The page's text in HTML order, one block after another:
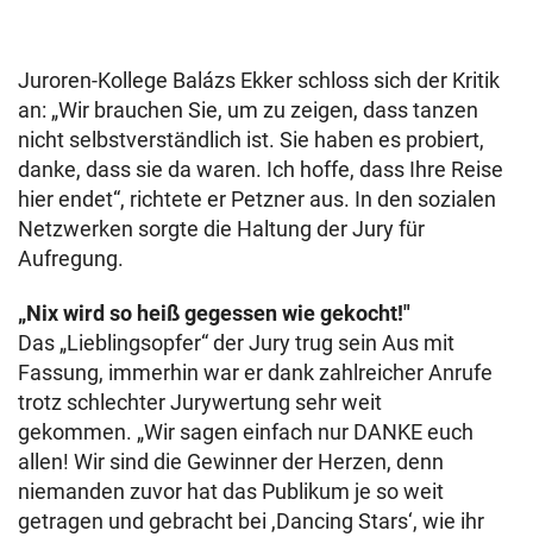
Juroren-Kollege Balázs Ekker schloss sich der Kritik
an: „Wir brauchen Sie, um zu zeigen, dass tanzen
nicht selbstverständlich ist. Sie haben es probiert,
danke, dass sie da waren. Ich hoffe, dass Ihre Reise
hier endet“, richtete er Petzner aus. In den sozialen
Netzwerken sorgte die Haltung der Jury für
Aufregung.
„Nix wird so heiß gegessen wie gekocht!"
Das „Lieblingsopfer“ der Jury trug sein Aus mit
Fassung, immerhin war er dank zahlreicher Anrufe
trotz schlechter Jurywertung sehr weit
gekommen. „Wir sagen einfach nur DANKE euch
allen! Wir sind die Gewinner der Herzen, denn
niemanden zuvor hat das Publikum je so weit
getragen und gebracht bei ,Dancing Stars‘, wie ihr